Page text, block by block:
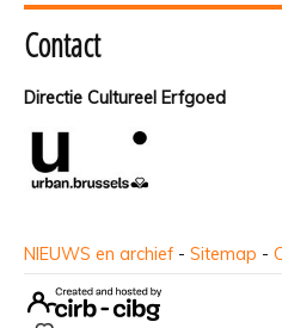
Contact
Directie Cultureel Erfgoed
NIEUWS en archief - Sitemap -